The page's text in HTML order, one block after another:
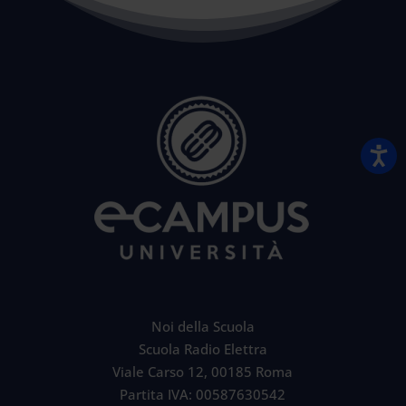
Noi della Scuola
Scuola Radio Elettra
Viale Carso 12, 00185 Roma
Partita IVA: 00587630542